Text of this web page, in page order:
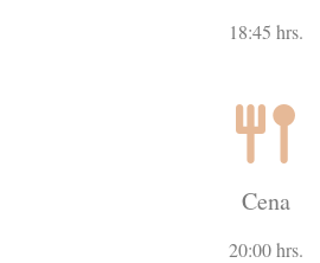
18:45 hrs.
Cena
20:00 hrs.